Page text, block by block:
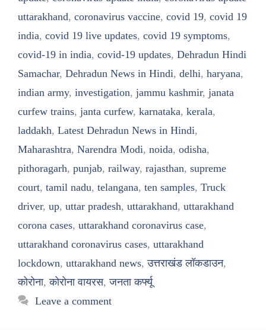
uttarakhand, coronavirus vaccine, covid 19, covid 19
india, covid 19 live updates, covid 19 symptoms,
covid-19 in india, covid-19 updates, Dehradun Hindi
Samachar, Dehradun News in Hindi, delhi, haryana,
indian army, investigation, jammu kashmir, janata
curfew trains, janta curfew, karnataka, kerala,
laddakh, Latest Dehradun News in Hindi,
Maharashtra, Narendra Modi, noida, odisha,
pithoragarh, punjab, railway, rajasthan, supreme
court, tamil nadu, telangana, ten samples, Truck
driver, up, uttar pradesh, uttarakhand, uttarakhand
corona cases, uttarakhand coronavirus case,
uttarakhand coronavirus cases, uttarakhand
lockdown, uttarakhand news,उत्तराखंड लॉकडाउन,
कोरोना,कोरोना वायरस,जनता कर्फ्यू
Leave a comment